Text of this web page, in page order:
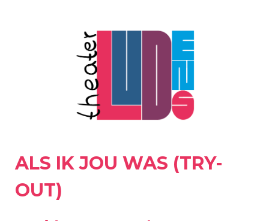
ALS IK JOU WAS (TRY-
OUT)